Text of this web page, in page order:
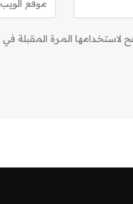
لاستخدامها المرة المقبلة في